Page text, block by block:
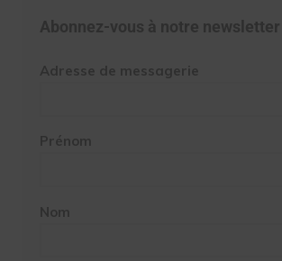
Abonnez-vous à notre newsletter
Adresse de messagerie
Prénom
Nom